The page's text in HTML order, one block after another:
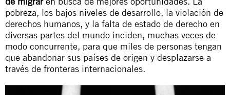
pobreza, los bajos niveles de desarrollo, la violación de
derechos humanos, y la falta de estado de derecho en
diversas partes del mundo inciden, muchas veces de
modo concurrente, para que miles de personas tengan
que abandonar sus países de origen y desplazarse a
través de fronteras internacionales.